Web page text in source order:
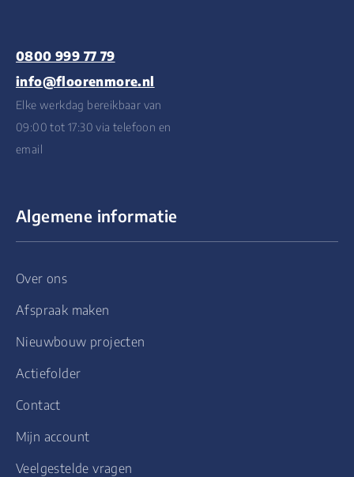
0800 999 77 79
info@floorenmore.nl
Elke werkdag bereikbaar van
09:00 tot 17:30 via telefoon en
email
Algemene informatie
Over ons
Afspraak maken
Nieuwbouw projecten
Actiefolder
Contact
Mijn account
Veelgestelde vragen